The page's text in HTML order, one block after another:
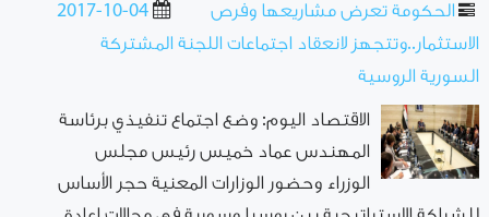
2017-10-04
الحكومة تعرض مشاريعها وفرص
الاستثمار..وتتجهز لانعقاد اجتماعات اللجنة المشتركة
السورية الروسية
الاقتصاد اليوم: وضع اجتماع تنفيذي برئاسة
المهندس عماد خميس رئيس مجلس
الوزراء وحضور الوزارات المعنية حجر الأساس